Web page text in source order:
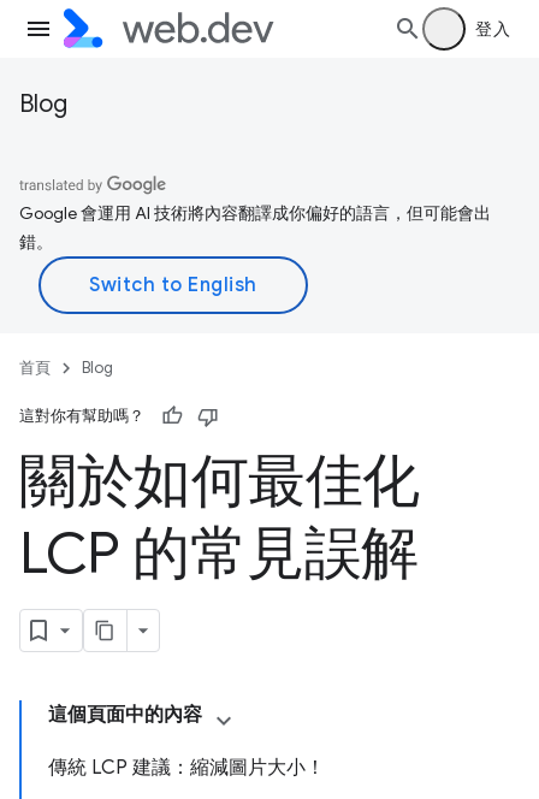
登入
Blog
Google 會運用 AI 技術將內容翻譯成你偏好的語言，但可能會出
錯。
首頁 Blog
這對你有幫助嗎？
關於如何最佳化
LCP 的常見誤解
這個頁面中的內容
傳統 LCP 建議：縮減圖片大小！